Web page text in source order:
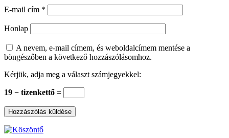
E-mail cím *
Honlap
A nevem, e-mail címem, és weboldalcímem mentése a
böngészőben a következő hozzászólásomhoz.
Kérjük, adja meg a választ számjegyekkel:
19 − tizenkettő =